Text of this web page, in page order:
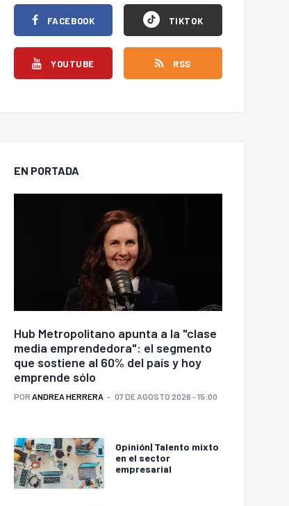
FACEBOOK
YOUTUBE
TIKTOK
RSS
EN PORTADA
Hub Metropolitano apunta a la "clase
media emprendedora": el segmento
que sostiene al 60% del país y hoy
emprende sólo
POR ANDREA HERRERA 07 DE AGOSTO 2026 - 15:00
Opinión| Talento mixto
en el sector
empresarial